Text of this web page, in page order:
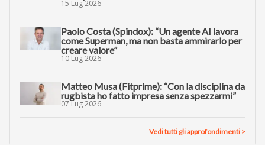
15 Lug 2026
Paolo Costa (Spindox): “Un agente AI lavora
come Superman, ma non basta ammirarlo per
creare valore”
10 Lug 2026
Matteo Musa (Fitprime): “Con la disciplina da
rugbista ho fatto impresa senza spezzarmi”
07 Lug 2026
Vedi tutti gli approfondimenti >